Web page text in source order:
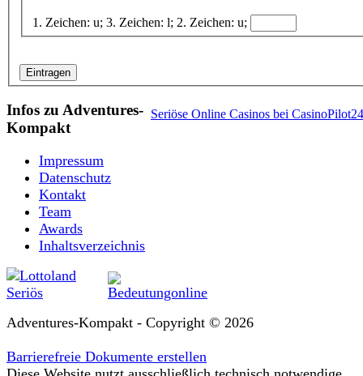
1. Zeichen: u; 3. Zeichen: l; 2. Zeichen: u;
Seriöse Online Casinos bei CasinoPilot24
Infos zu Adventures-
Kompakt
Impressum
Datenschutz
Kontakt
Team
Awards
Inhaltsverzeichnis
Adventures-Kompakt - Copyright © 2026
Barrierefreie Dokumente erstellen